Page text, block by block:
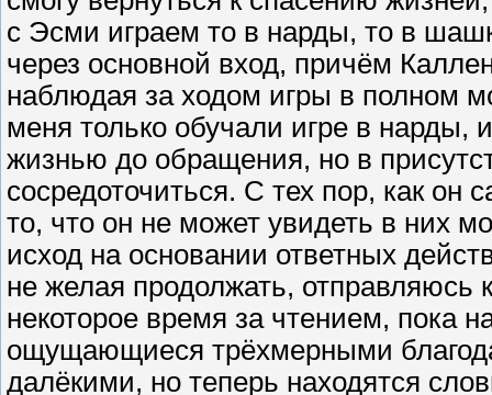
с Эсми играем то в нарды, то в
через основной вход, причём
наблюдая за ходом игры в полном
меня только обучали игре в
жизнью до обращения, но в
сосредоточиться. С тех пор, как
то, что он не может увидеть в них
исход на основании ответных
не желая продолжать, отправляюсь
некоторое время за чтением, пока
ощущающиеся трёхмерными
далёкими, но теперь находятся